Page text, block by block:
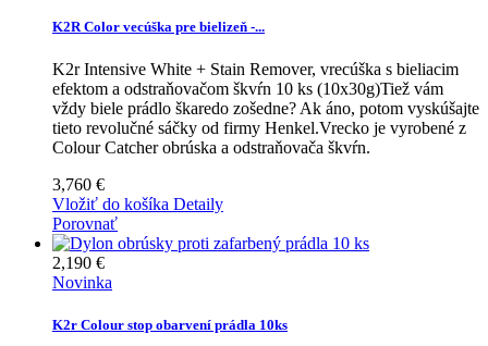
K2R Color vecúška pre bielizeň -...
K2r Intensive White + Stain Remover, vrecúška s bieliacim
efektom a odstraňovačom škvŕn 10 ks (10x30g)Tiež vám
vždy biele prádlo škaredo zošedne? Ak áno, potom vyskúšajte
tieto revolučné sáčky od firmy Henkel.Vrecko je vyrobené z
Colour Catcher obrúska a odstraňovača škvŕn.
3,760 €
Vložiť do košíka Detaily
Porovnať
2,190 €
Novinka
K2r Colour stop obarvení prádla 10ks